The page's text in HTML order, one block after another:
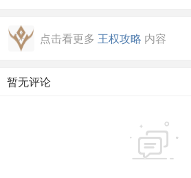
点击看更多 王权攻略 内容
暂无评论
